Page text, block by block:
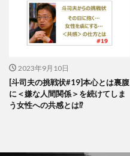
2023年9月10日
[斗司夫の挑戦状#19]本心とは裏腹
に＜嫌な人間関係＞を続けてしま
う女性への共感とは⁉